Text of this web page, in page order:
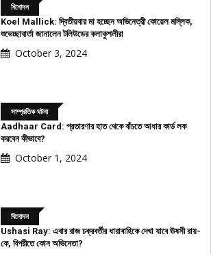
বিনোদন
Koel Mallick: দ্বিতীয়বার মা হচ্ছেন অভিনেত্রী কোয়েল মল্লিক,
শুভেচ্ছাবার্তা জানালেন টলিউডের কলাকুশলীরা
October 3, 2024
সাম্প্রতিক ঘটনা
Aadhaar Card: প্রতারণার হাত থেকে বাঁচতে আধার কার্ড লক
করবেন কীভাবে?
October 1, 2024
বিনোদন
Ushasi Ray: এবার রাজ চক্রবর্তীর ধারাবাহিকে দেখা যাবে ঊষসী রায়-
কে, বিপরীতে কোন অভিনেতা?